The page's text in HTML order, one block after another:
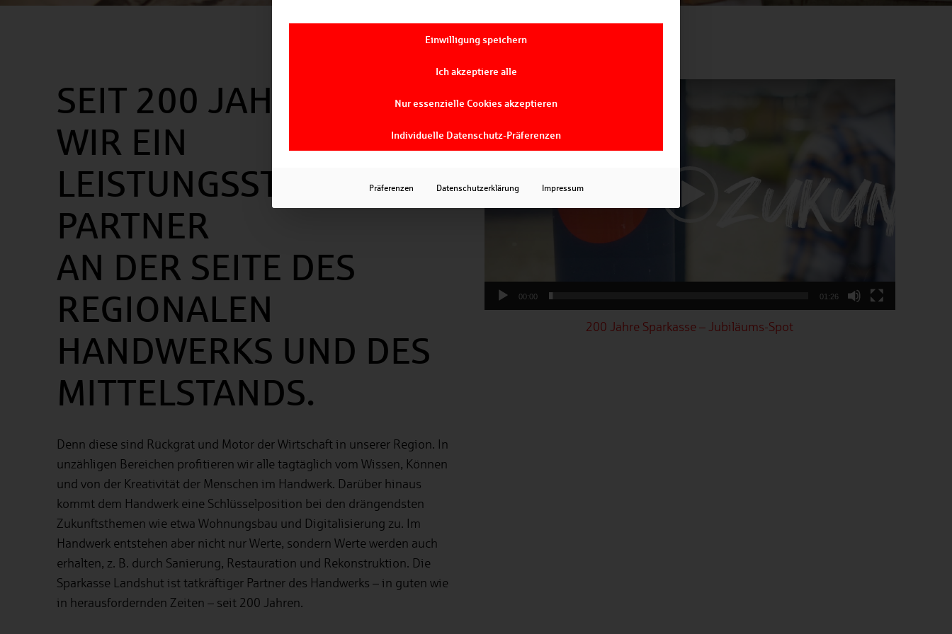
Player
00:00 01:26
200 Jahre Sparkasse – Jubiläums-Spot
SEIT 200 JAHREN SIND
WIR EIN
LEISTUNGSSTARKER
PARTNER
AN DER SEITE DES
REGIONALEN
HANDWERKS UND DES
MITTELSTANDS.
Denn diese sind Rückgrat und Motor der Wirtschaft in unserer Region. In
unzähligen Bereichen profitieren wir alle tagtäglich vom Wissen, Können
und von der Kreativität der Menschen im Handwerk. Darüber hinaus
kommt dem Handwerk eine Schlüsselposition bei den drängendsten
Zukunftsthemen wie etwa Wohnungsbau und Digitalisierung zu. Im
Handwerk entstehen aber nicht nur Werte, sondern Werte werden auch
erhalten, z. B. durch Sanierung, Restauration und Rekonstruktion. Die
Sparkasse Landshut ist tatkräftiger Partner des Handwerks – in guten wie
in herausfordernden Zeiten – seit 200 Jahren.
Einwilligung speichern
Ich akzeptiere alle
Nur essenzielle Cookies akzeptieren
Individuelle Datenschutz-Präferenzen
Präferenzen Datenschutzerklärung Impressum